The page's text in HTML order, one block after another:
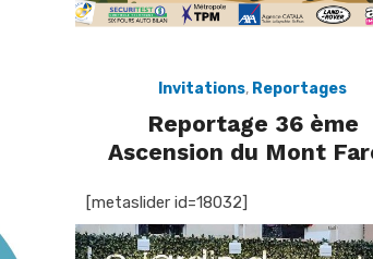
Invitations, Reportages
Reportage 36 ème
Ascension du Mont
[metaslider id=18032]